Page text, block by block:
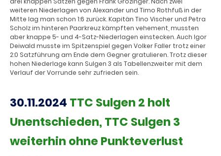
weiteren Niederlagen von Alexander und Timo Rothfuß in der
Mitte lag man schon 1:6 zurück. Kapitän Tino Vischer und Petra
Scholz im hinteren Paarkreuz kämpften vehement, mussten
aber knappe 5- und 4-Satz-Niederlagen einstecken. Auch Igor
Deiwald musste im Spitzenspiel gegen Volker Faller trotz einer
2:0 Satzführung am Ende dem Gegner gratulieren. Trotz dieser
hohen Niederlage kann Sulgen 3 als Tabellenzweiter mit dem
Verlauf der Vorrunde sehr zufrieden sein.
30.11.2024 TTC Sulgen 2 holt
Unentschieden, TTC Sulgen 3
weiterhin ohne Punkteverlust